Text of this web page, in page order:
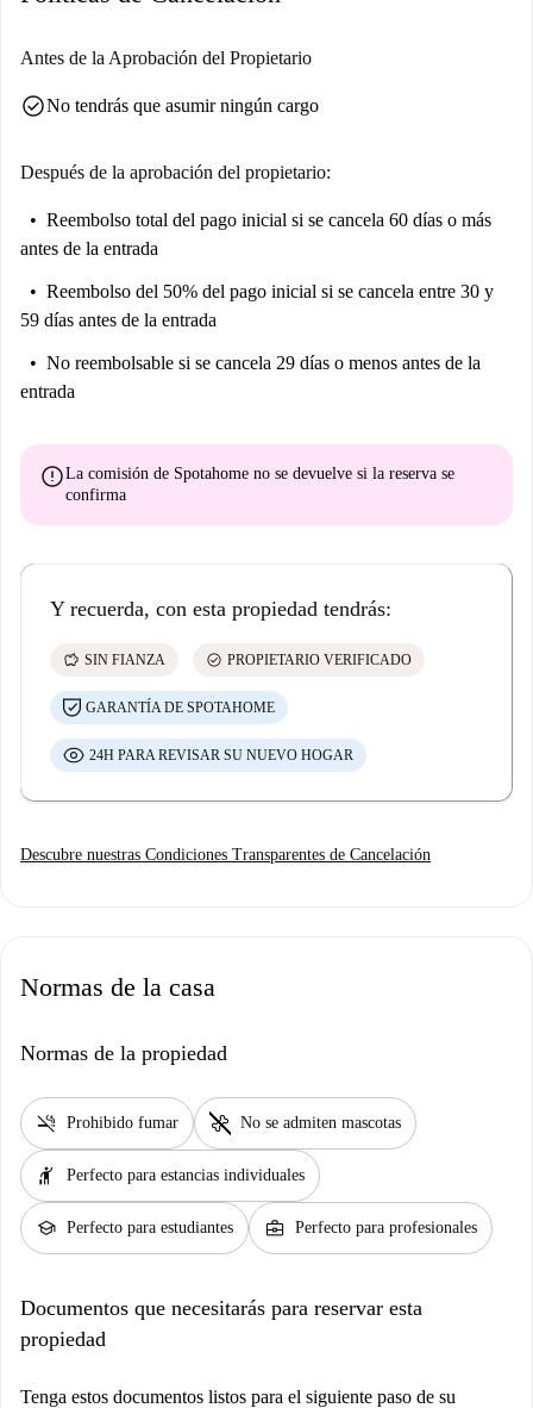
Antes de la Aprobación del Propietario
check_circleNo tendrás que asumir ningún cargo
Después de la aprobación del propietario:
Reembolso total del pago inicial si se cancela 60 días o más
antes de la entrada
Reembolso del 50% del pago inicial si se cancela entre 30 y
59 días antes de la entrada
No reembolsable si se cancela 29 días o menos antes de la
entrada
errorLa comisión de Spotahome no se devuelve si la reserva se
confirma
Y recuerda, con esta propiedad tendrás:
savings SIN FIANZA check_circle PROPIETARIO VERIFICADO
GARANTÍA DE SPOTAHOME
24H PARA REVISAR SU NUEVO HOGAR
Descubre nuestras Condiciones Transparentes de Cancelación
Normas de la casa
Normas de la propiedad
smoke_free Prohibido fumar pet_supplies No se admiten mascotas
hail Perfecto para estancias individuales
school Perfecto para estudiantes business_center Perfecto para profesionales
Documentos que necesitarás para reservar esta
propiedad
Tenga estos documentos listos para el siguiente paso de su